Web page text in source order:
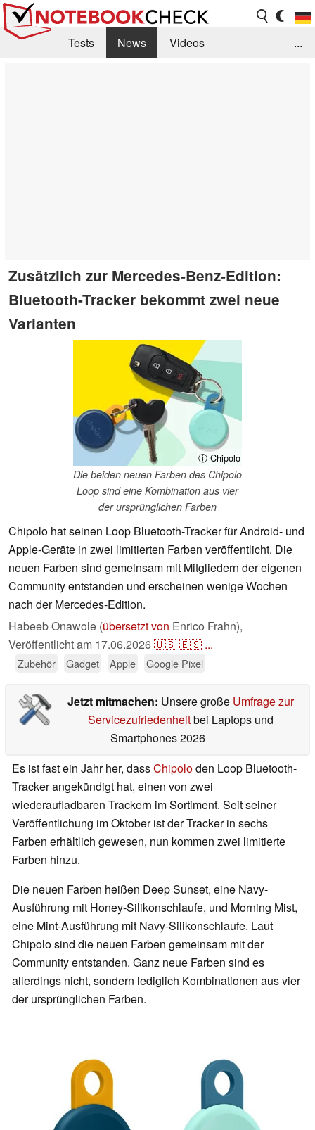
Tests News
Videos
...
Zusätzlich zur Mercedes-Benz-Edition:
Bluetooth-Tracker bekommt zwei neue
Varianten
ⓘ Chipolo
Die beiden neuen Farben des Chipolo
Loop sind eine Kombination aus vier
der ursprünglichen Farben
Chipolo hat seinen Loop Bluetooth-Tracker für Android- und
Apple-Geräte in zwei limitierten Farben veröffentlicht. Die
neuen Farben sind gemeinsam mit Mitgliedern der eigenen
Community entstanden und erscheinen wenige Wochen
nach der Mercedes-Edition.
Habeeb Onawole (übersetzt von Enrico Frahn),
Veröffentlicht am 17.06.2026🇺🇸🇪🇸 ...
Zubehör Gadget Apple Google Pixel
Jetzt mitmachen: Unsere große Umfrage zur
Servicezufriedenheitbei Laptops und
Smartphones 2026
Es ist fast ein Jahr her, dassChipoloden Loop Bluetooth-
Tracker angekündigt hat, einen von zwei
wiederaufladbaren Trackern im Sortiment. Seit seiner
Veröffentlichung im Oktober ist der Tracker in sechs
Farben erhältlich gewesen, nun kommen zwei limitierte
Farben hinzu.
Die neuen Farben heißen Deep Sunset, eine Navy-
Ausführung mit Honey-Silikonschlaufe, und Morning Mist,
eine Mint-Ausführung mit Navy-Silikonschlaufe. Laut
Chipolo sind die neuen Farben gemeinsam mit der
Community entstanden. Ganz neue Farben sind es
allerdings nicht, sondern lediglich Kombinationen aus vier
der ursprünglichen Farben.